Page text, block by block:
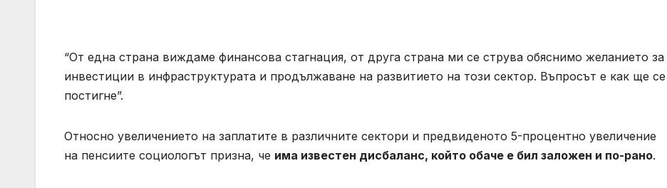
“От една страна виждаме финансова стагнация, от друга страна ми се струва обяснимо желанието за
инвестиции в инфраструктурата и продължаване на развитието на този сектор. Въпросът е как ще се
постигне”.
Относно увеличението на заплатите в различните сектори и предвиденото 5-процентно увеличение
на пенсиите социологът призна, че има известен дисбаланс, който обаче е бил заложен и по-рано.